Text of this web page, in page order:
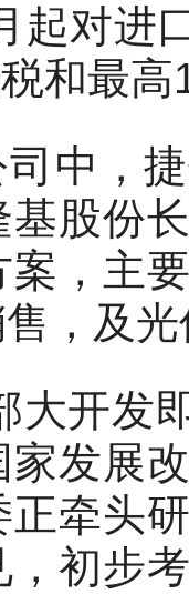
起对进
和最
中，
股份
案，主
，及
大开发
发展
正牵头
初步